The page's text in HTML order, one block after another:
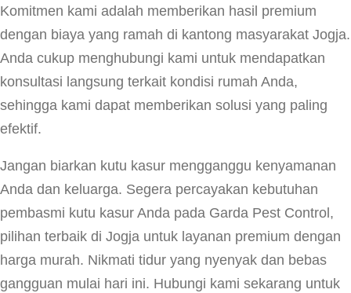
H
a
s
i
l
P
e
m
i
u
m
Komitmen kami adalah memberikan hasil premium
dengan biaya yang ramah di kantong masyarakat Jogja.
Anda cukup menghubungi kami untuk mendapatkan
konsultasi langsung terkait kondisi rumah Anda,
sehingga kami dapat memberikan solusi yang paling
efektif.
Jangan biarkan kutu kasur mengganggu kenyamanan
Anda dan keluarga. Segera percayakan kebutuhan
pembasmi kutu kasur Anda pada Garda Pest Control,
pilihan terbaik di Jogja untuk layanan premium dengan
harga murah. Nikmati tidur yang nyenyak dan bebas
gangguan mulai hari ini. Hubungi kami sekarang untuk